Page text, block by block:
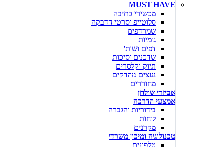
MUST HAVE
מכשירי כתיבה
סלוטייפ וסרטי הדבקה
שמרדפים
גומיות
דפים ושות'
שדכנים וסיכות
תיוק וקלסרים
נעצים מהדקים
מחוררים
אביזרי שולחן
אמצעי הדרכה
בידוריות והגברה
לוחות
מקרנים
טכנולוגיה ומיכון משרדי
טלפונים